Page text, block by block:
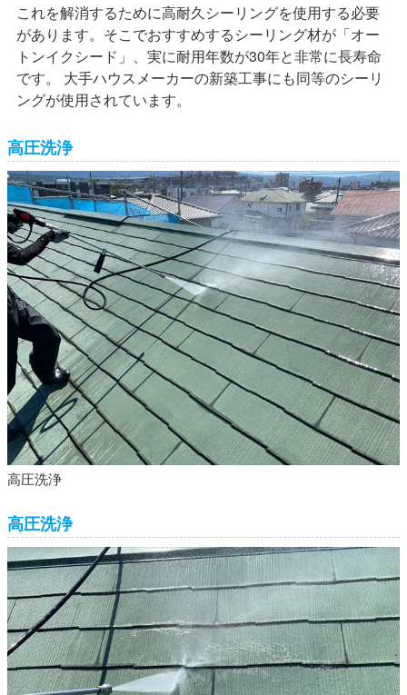
これを解消するために高耐久シーリングを使用する必要
があります。そこでおすすめするシーリング材が「オー
トンイクシード」、実に耐用年数が30年と非常に長寿命
です。 大手ハウスメーカーの新築工事にも同等のシーリ
ングが使用されています。
高圧洗浄
高圧洗浄
高圧洗浄